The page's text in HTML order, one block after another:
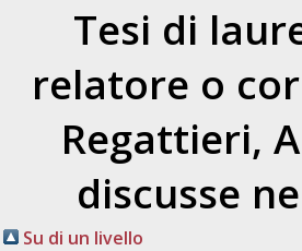
Tesi di
relatore o
Regattieri,
discusse
Su di un livello